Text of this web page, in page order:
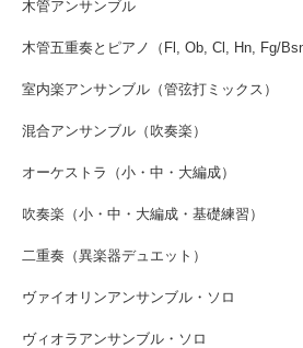
木管アンサンブル
木管五重奏とピアノ（Fl, Ob, Cl, Hn, Fg/
室内楽アンサンブル（管弦打ミックス）
混合アンサンブル（吹奏楽）
オーケストラ（小・中・大編成）
吹奏楽（小・中・大編成・基礎練習）
二重奏（異楽器デュエット）
ヴァイオリンアンサンブル・ソロ
ヴィオラアンサンブル・ソロ